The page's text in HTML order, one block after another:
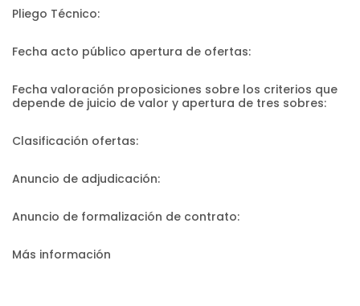
Pliego Técnico:
Fecha acto público apertura de ofertas:
Fecha valoración proposiciones sobre los criterios que
depende de juicio de valor y apertura de tres sobres:
Clasificación ofertas:
Anuncio de adjudicación:
Anuncio de formalización de contrato:
Más información